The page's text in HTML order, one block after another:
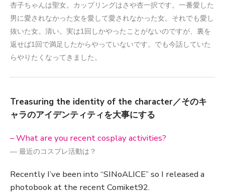
杏子ちゃんは聖女。カップリングはさや杏一択です。一番愛した
男に愛されなかった女を愛して愛されなかった女。それでも愛し
抜いた女。清い。実は1回しかやったことがないのですが、裏を
返せば1回で満足したからやっていないです。でも今話していた
らやりたくなってきました。
Treasuring the identity of the character／そのキ
ャラのアイデンティティを大事にする
– What are you recent cosplay activities?
― 最近のコスプレ活動は？
Recently I’ve been into “SINoALICE” so I released a
photobook at the recent Comiket92.